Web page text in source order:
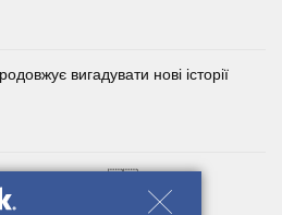
вигадувати нові історії
у виграші. 🇺🇦